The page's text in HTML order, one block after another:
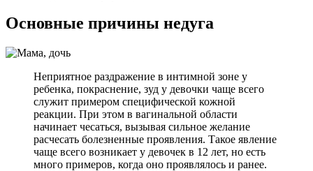
Основные причины недуга
Неприятное раздражение в интимной зоне у
ребенка, покраснение, зуд у девочки чаще всего
служит примером специфической кожной
реакции. При этом в вагинальной области
начинает чесаться, вызывая сильное желание
расчесать болезненные проявления. Такое явление
чаще всего возникает у девочек в 12 лет, но есть
много примеров, когда оно проявлялось и ранее.